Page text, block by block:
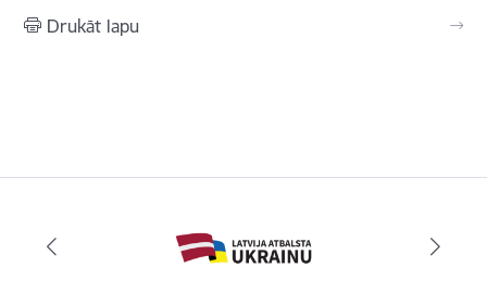
Drukāt lapu